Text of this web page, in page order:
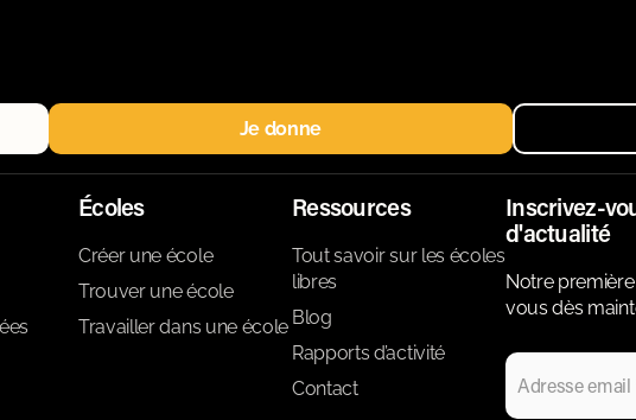
Je donne
Écoles
Créer une école
Trouver une école
Travailler dans une école
Ressources
Tout savoir sur les écoles
libres
Blog
Rapports d’activité
Contact
Inscrivez-
d'actualité
Notre
vous dès